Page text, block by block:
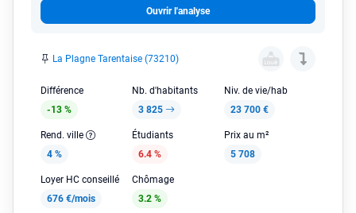
Ouvrir l'analyse
La Plagne Tarentaise (73210)
Différence
-13 %
Nb. d'habitants
3 825
Niv. de vie/hab
23 700 €
Rend. ville
4 %
Étudiants
6.4 %
Prix au m²
5 708
Loyer HC conseillé
676 €/mois
Chômage
3.2 %